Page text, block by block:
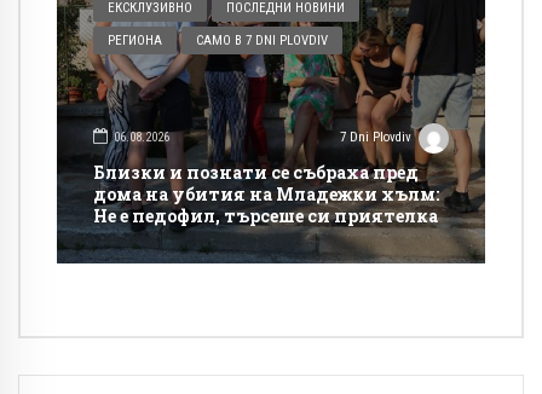
ЕКСКЛУЗИВНО ПОСЛЕДНИ НОВИНИ
РЕГИОНА САМО В 7 DNI PLOVDIV
06.08.2026 7 Dni Plovdiv
Близки и познати се събраха пред
дома на убития на Младежки хълм:
Не е педофил, търсеше си приятелка